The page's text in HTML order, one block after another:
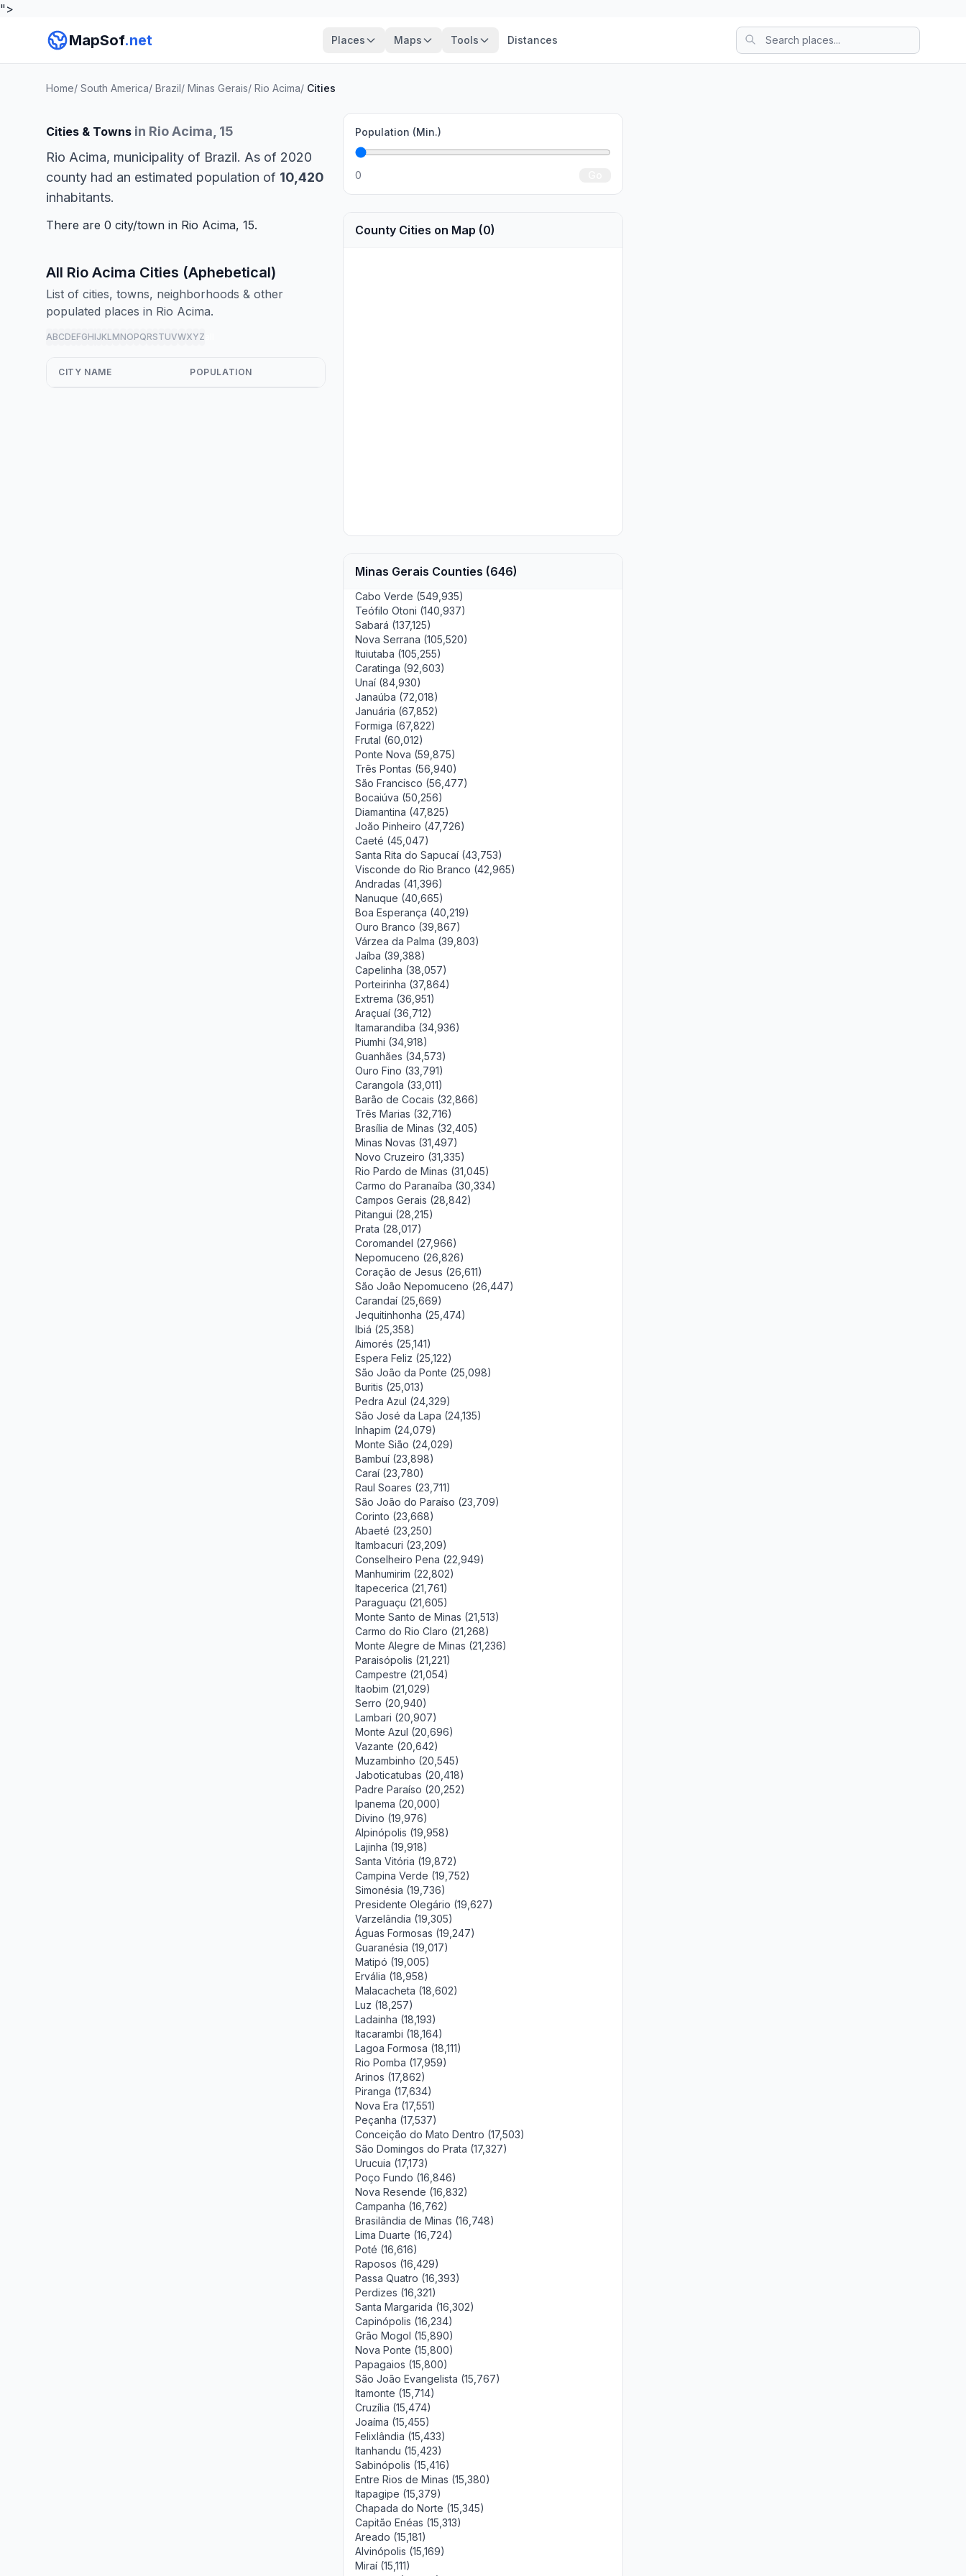
">
MapSof.net Places Maps Tools Distances
Home/ South America/ Brazil/ Minas Gerais/ Rio Acima/ Cities
Cities & Towns in Rio Acima, 15
Rio Acima, municipality of Brazil. As of 2020
county had an estimated population of 10,420
inhabitants.
There are 0 city/town in Rio Acima, 15.
All Rio Acima Cities (Aphebetical)
List of cities, towns, neighborhoods & other
populated places in Rio Acima.
ABCDEFGHIJKLMNOPQRSTUVWXYZ
CITY NAME POPULATION
Population (Min.)
0
County Cities on Map (0)
Minas Gerais Counties (646)
Cabo Verde (549,935)
Teófilo Otoni (140,937)
Sabará (137,125)
Nova Serrana (105,520)
Ituiutaba (105,255)
Caratinga (92,603)
Unaí (84,930)
Janaúba (72,018)
Januária (67,852)
Formiga (67,822)
Frutal (60,012)
Ponte Nova (59,875)
Três Pontas (56,940)
São Francisco (56,477)
Bocaiúva (50,256)
Diamantina (47,825)
João Pinheiro (47,726)
Caeté (45,047)
Santa Rita do Sapucaí (43,753)
Visconde do Rio Branco (42,965)
Andradas (41,396)
Nanuque (40,665)
Boa Esperança (40,219)
Ouro Branco (39,867)
Várzea da Palma (39,803)
Jaíba (39,388)
Capelinha (38,057)
Porteirinha (37,864)
Extrema (36,951)
Araçuaí (36,712)
Itamarandiba (34,936)
Piumhi (34,918)
Guanhães (34,573)
Ouro Fino (33,791)
Carangola (33,011)
Barão de Cocais (32,866)
Três Marias (32,716)
Brasília de Minas (32,405)
Minas Novas (31,497)
Novo Cruzeiro (31,335)
Rio Pardo de Minas (31,045)
Carmo do Paranaíba (30,334)
Campos Gerais (28,842)
Pitangui (28,215)
Prata (28,017)
Coromandel (27,966)
Nepomuceno (26,826)
Coração de Jesus (26,611)
São João Nepomuceno (26,447)
Carandaí (25,669)
Jequitinhonha (25,474)
Ibiá (25,358)
Aimorés (25,141)
Espera Feliz (25,122)
São João da Ponte (25,098)
Buritis (25,013)
Pedra Azul (24,329)
São José da Lapa (24,135)
Inhapim (24,079)
Monte Sião (24,029)
Bambuí (23,898)
Caraí (23,780)
Raul Soares (23,711)
São João do Paraíso (23,709)
Corinto (23,668)
Abaeté (23,250)
Itambacuri (23,209)
Conselheiro Pena (22,949)
Manhumirim (22,802)
Itapecerica (21,761)
Paraguaçu (21,605)
Monte Santo de Minas (21,513)
Carmo do Rio Claro (21,268)
Monte Alegre de Minas (21,236)
Paraisópolis (21,221)
Campestre (21,054)
Itaobim (21,029)
Serro (20,940)
Lambari (20,907)
Monte Azul (20,696)
Vazante (20,642)
Muzambinho (20,545)
Jaboticatubas (20,418)
Padre Paraíso (20,252)
Ipanema (20,000)
Divino (19,976)
Alpinópolis (19,958)
Lajinha (19,918)
Santa Vitória (19,872)
Campina Verde (19,752)
Simonésia (19,736)
Presidente Olegário (19,627)
Varzelândia (19,305)
Águas Formosas (19,247)
Guaranésia (19,017)
Matipó (19,005)
Ervália (18,958)
Malacacheta (18,602)
Luz (18,257)
Ladainha (18,193)
Itacarambi (18,164)
Lagoa Formosa (18,111)
Rio Pomba (17,959)
Arinos (17,862)
Piranga (17,634)
Nova Era (17,551)
Peçanha (17,537)
Conceição do Mato Dentro (17,503)
São Domingos do Prata (17,327)
Urucuia (17,173)
Poço Fundo (16,846)
Nova Resende (16,832)
Campanha (16,762)
Brasilândia de Minas (16,748)
Lima Duarte (16,724)
Poté (16,616)
Raposos (16,429)
Passa Quatro (16,393)
Perdizes (16,321)
Santa Margarida (16,302)
Capinópolis (16,234)
Grão Mogol (15,890)
Nova Ponte (15,800)
Papagaios (15,800)
São João Evangelista (15,767)
Itamonte (15,714)
Cruzília (15,474)
Joaíma (15,455)
Felixlândia (15,433)
Itanhandu (15,423)
Sabinópolis (15,416)
Entre Rios de Minas (15,380)
Itapagipe (15,379)
Chapada do Norte (15,345)
Capitão Enéas (15,313)
Areado (15,181)
Alvinópolis (15,169)
Miraí (15,111)